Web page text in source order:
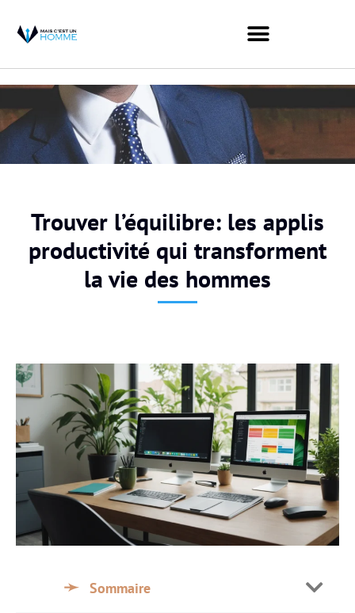
Trouver l’équilibre: les applis
productivité qui transforment
la vie des hommes
Sommaire